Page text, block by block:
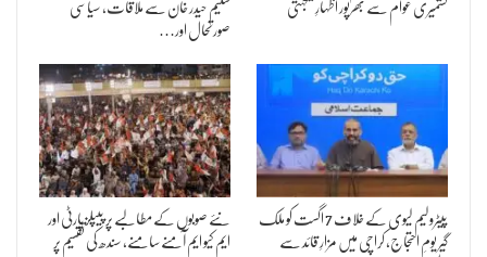
کشمیری عوام سے بھرپور اظہارِ یکجہتی
سلیم حیدر خان سے ملاقات، سیاسی
صورتحال اور…
پیٹرولیم لیوی کے خلاف 7 اگست کو ملک
گیر یومِ احتجاج، کراچی میں مزارِ قائد سے
نئے صوبوں کے مطالبے پر پیپلز پارٹی اور
ایم کیو ایم آمنے سامنے، سندھ کی تقسیم پر